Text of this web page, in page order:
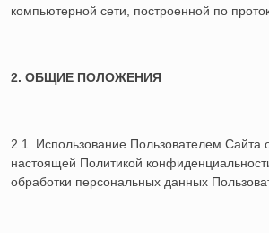
компьютерной сети, построенной по
2. ОБЩИЕ ПОЛОЖЕНИЯ
2.1. Использование Пользователем Сайта
настоящей Политикой
обработки персональных данных